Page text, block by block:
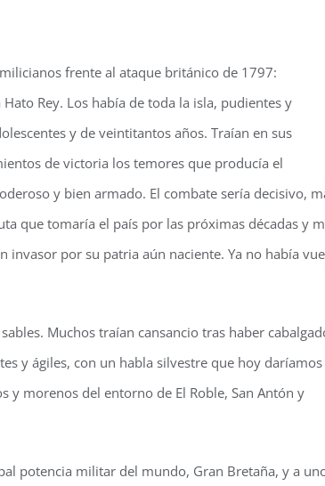
frente al ataque británico de 1797:
Rey. Los había de toda la isla, pudientes y
y de veintitantos años. Traían en sus
de victoria los temores que producía el
y bien armado. El combate sería decisivo,
que tomaría el país por las próximas décadas y
invasor por su patria aún naciente. Ya no había
Muchos traían cansancio tras haber
y ágiles, con un habla silvestre que hoy daríamos
y morenos del entorno de El Roble, San Antón y
potencia militar del mundo, Gran Bretaña, y a